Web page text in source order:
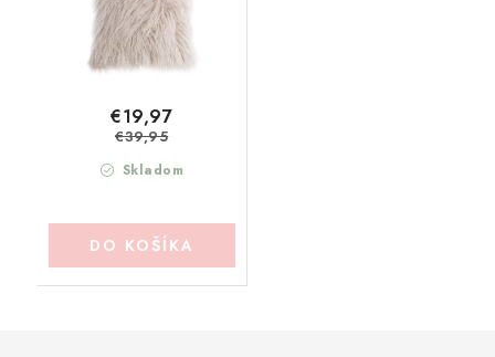
Skladom
€19,97
€39,95
DO KOŠÍKA